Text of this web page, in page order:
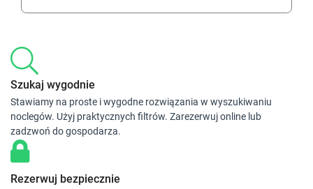
Szukaj wygodnie
Stawiamy na proste i wygodne rozwiązania w wyszukiwaniu
noclegów. Użyj praktycznych filtrów. Zarezerwuj online lub
zadzwoń do gospodarza.
Rezerwuj bezpiecznie